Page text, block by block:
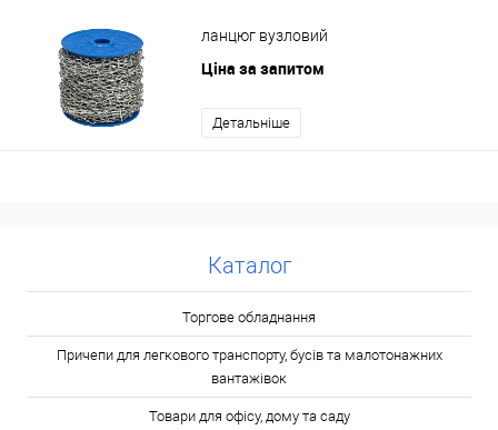
ланцюг вузловий
Ціна за запитом
Детальніше
Каталог
Торгове обладнання
Причепи для легкового транспорту, бусів та малотонажних
вантажівок
Товари для офісу, дому та саду